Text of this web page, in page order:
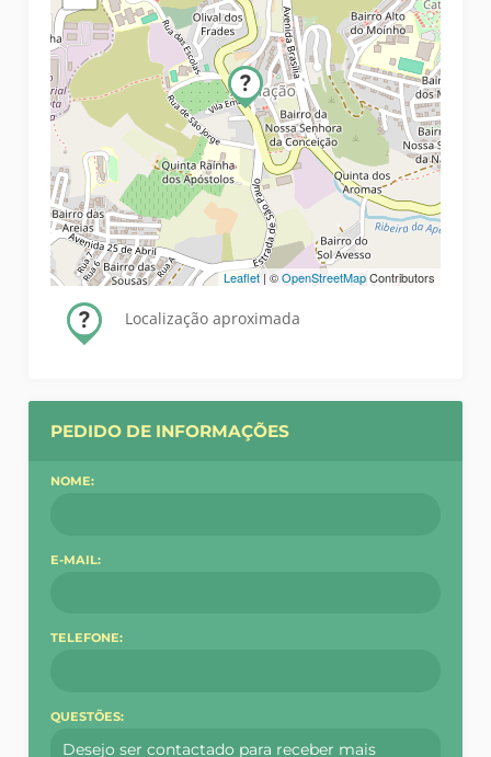
Leaflet| ©OpenStreetMapContributors
Localização aproximada
PEDIDO DE INFORMAÇÕES
NOME:
E-MAIL:
TELEFONE:
QUESTÕES: